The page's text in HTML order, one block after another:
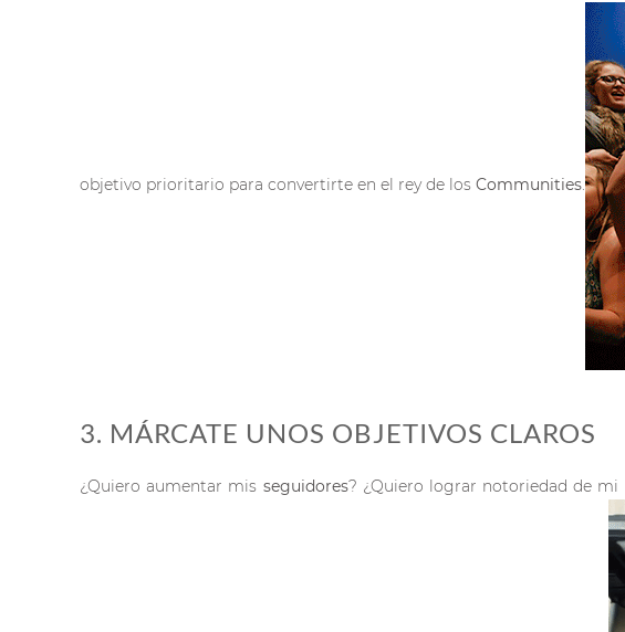
objetivo prioritario para convertirte en el rey de los Communities.
3. MÁRCATE UNOS OBJETIVOS CLAROS
¿Quiero aumentar mis seguidores? ¿Quiero lograr notoriedad de mi